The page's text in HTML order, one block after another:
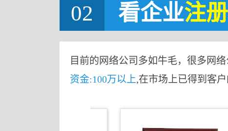
02 看企业注
目前的网络公司多如牛毛，很多网
资金:100万以上,在市场上已得到客